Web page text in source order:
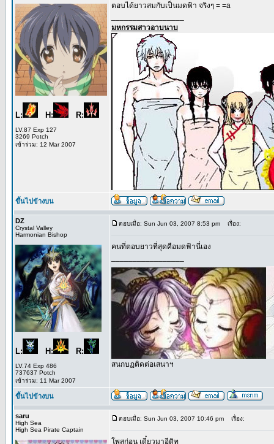
L: H: R:
LV.87 Exp 127
3269 Potch
เข้าร่วม: 12 Mar 2007
ตอบได้ยาวสมกับเป็นมดฟ้า จริงๆ = =a
มหกรรมสาวอาบนาบ
ขึ้นไปข้างบน
DZ
Crystal Valley
Harmonian Bishop
L: H: R:
LV.74 Exp 486
737637 Potch
เข้าร่วม: 11 Mar 2007
ตอบเมื่อ: Sun Jun 03, 2007 8:53 pm เรื่อง:
คนที่ตอบยาวที่สุดคือมดฟ้านี่เอง
สนกบฏติดต่อเสนาฯ
ขึ้นไปข้างบน
saru
High Sea
High Sea Pirate Captain
ตอบเมื่อ: Sun Jun 03, 2007 10:46 pm เรื่อง:
โพสก่อน เดี๋ยวมาอีดิท